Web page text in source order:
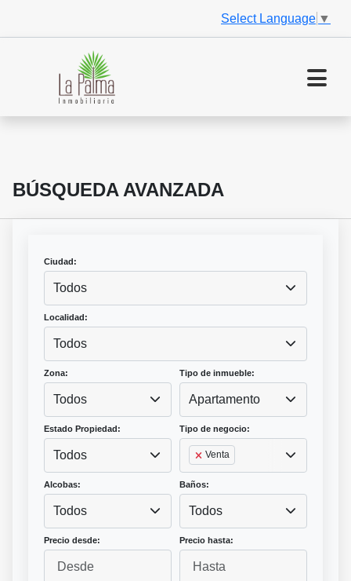
Select Language ▼
BÚSQUEDA AVANZADA
Ciudad:
Todos
Localidad:
Todos
Zona:
Todos
Tipo de inmueble:
Apartamento
Estado Propiedad:
Todos
Tipo de negocio:
Venta
Alcobas:
Todos
Baños:
Todos
Precio desde: Precio hasta: